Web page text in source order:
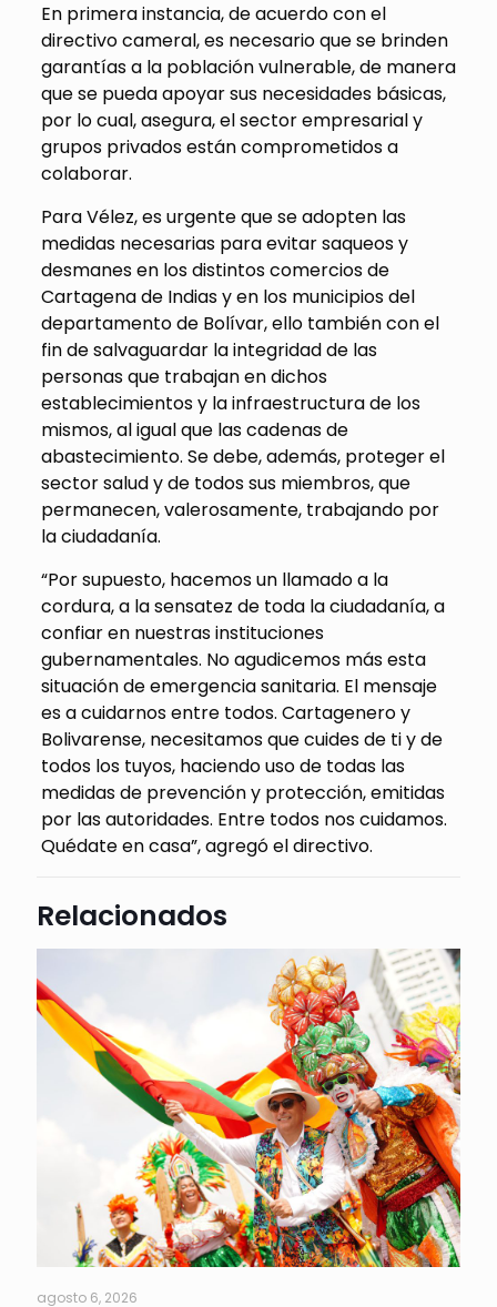
En primera instancia, de acuerdo con el
directivo cameral, es necesario que se brinden
garantías a la población vulnerable, de manera
que se pueda apoyar sus necesidades básicas,
por lo cual, asegura, el sector empresarial y
grupos privados están comprometidos a
colaborar.
Para Vélez, es urgente que se adopten las
medidas necesarias para evitar saqueos y
desmanes en los distintos comercios de
Cartagena de Indias y en los municipios del
departamento de Bolívar, ello también con el
fin de salvaguardar la integridad de las
personas que trabajan en dichos
establecimientos y la infraestructura de los
mismos, al igual que las cadenas de
abastecimiento. Se debe, además, proteger el
sector salud y de todos sus miembros, que
permanecen, valerosamente, trabajando por
la ciudadanía.
“Por supuesto, hacemos un llamado a la
cordura, a la sensatez de toda la ciudadanía, a
confiar en nuestras instituciones
gubernamentales. No agudicemos más esta
situación de emergencia sanitaria. El mensaje
es a cuidarnos entre todos. Cartagenero y
Bolivarense, necesitamos que cuides de ti y de
todos los tuyos, haciendo uso de todas las
medidas de prevención y protección, emitidas
por las autoridades. Entre todos nos cuidamos.
Quédate en casa”, agregó el directivo.
Relacionados
agosto 6, 2026